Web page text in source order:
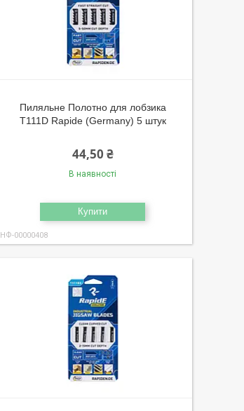
Пиляльне Полотно для лобзика
T111D Rapide (Germany) 5 штук
44,50 ₴
В наявності
Купити
НФ-00000408